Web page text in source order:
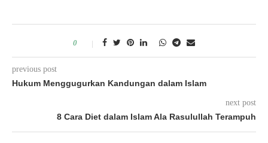
0
previous post
Hukum Menggugurkan Kandungan dalam Islam
next post
8 Cara Diet dalam Islam Ala Rasulullah Terampuh